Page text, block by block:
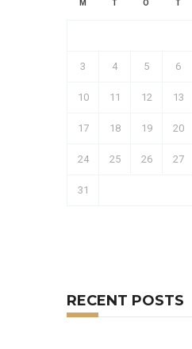
M T O T
3 4 5 6
10 11 12 13
17 18 19 20
24 25 26 27
31
RECENT POSTS